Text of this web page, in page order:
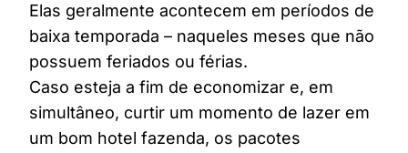
Elas geralmente acontecem em períodos de
baixa temporada – naqueles meses que não
possuem feriados ou férias.
Caso esteja a fim de economizar e, em
simultâneo, curtir um momento de lazer em
um bom hotel fazenda, os pacotes